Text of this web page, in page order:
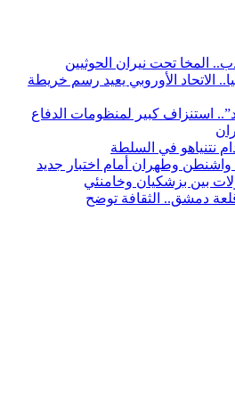
المخا تحت نيران الحوثيين
الاتحاد الأوروبي يعيد رسم خريطة
استنزاف كبير لمنظومات الدفاع
نتنياهو في السلطة
وطهران أمام اختبار جديد
بين بزشكيان وخامنئي
دمشق.. الثقافة توضح